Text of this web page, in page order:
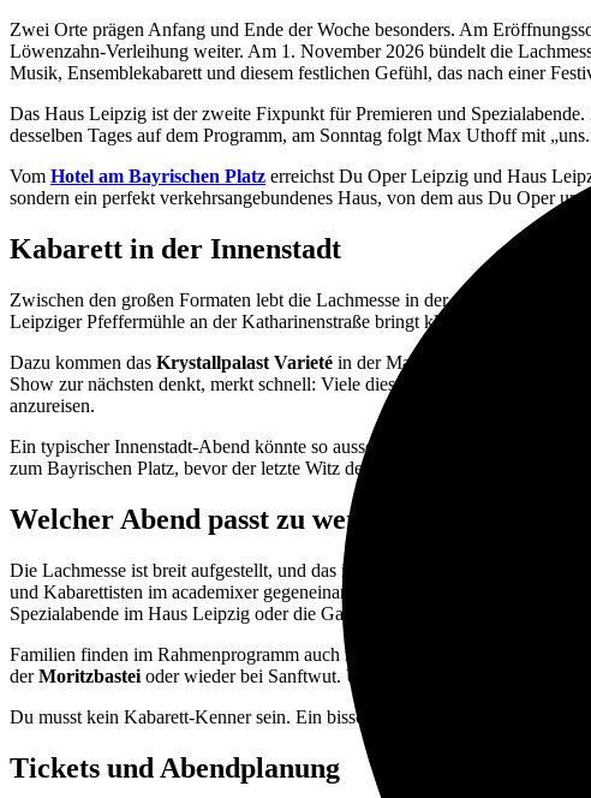
Zwei Orte prägen Anfang und Ende der Woche besonders. Am
Löwenzahn-Verleihung weiter. Am 1. November 2026 bündelt die
Musik, Ensemblekabarett und diesem festlichen Gefühl, das nach einer
Das Haus Leipzig ist der zweite Fixpunkt für Premieren und
desselben Tages auf dem Programm, am Sonntag folgt Max Uthoff mit
Vom Hotel am Bayrischen Platz erreichst Du Oper Leipzig und Haus
sondern ein perfekt verkehrsangebundenes Haus, von dem aus Du Oper
Kabarett in der Innenstadt
Zwischen den großen Formaten lebt die Lachmesse in der City. Der
Leipziger Pfeffermühle an der Katharinenstraße bringt klassisches
Dazu kommen das Krystallpalast Varieté in der Magazingasse,
Show zur nächsten denkt, merkt schnell: Viele dieser Orte liegen fußläufig
anzureisen.
Ein typischer Innenstadt-Abend könnte so aussehen: Vor der Show ein
zum Bayrischen Platz, bevor der letzte Witz des Abends verklungen ist.
Welcher Abend passt zu wem
Die Lachmesse ist breit aufgestellt, und das ist ihre Stärke. Wer politische
und Kabarettisten im academixer gegeneinander an, das Publikum wählt
Spezialabende im Haus Leipzig oder die Gala in der Oper Leipzig am
Familien finden im Rahmenprogramm auch magische und Varieté-
derMoritzbastei oder wieder bei Sanftwut. Und wer einfach neugierig ist,
Du musst kein Kabarett-Kenner sein. Ein bisschen Vorfreude und ein
Tickets und Abendplanung